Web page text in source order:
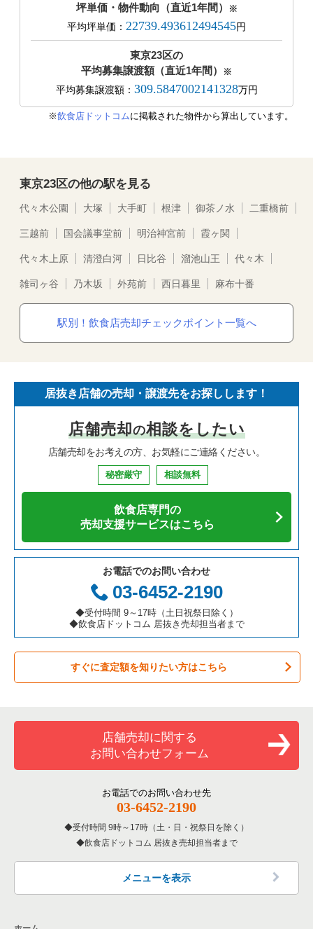
坪単価・物件動向（直近1年間）
※
平均坪単価： 22739.493612494545円
東京23区の
平均募集譲渡額（直近1年間）
※
平均募集譲渡額： 309.5847002141328万円
※飲食店ドットコムに掲載された物件から算出しています。
東京23区の他の駅を見る
代々木公園 大塚 大手町 根津 御茶ノ水 二重橋前
三越前 国会議事堂前 明治神宮前 霞ヶ関
代々木上原 清澄白河 日比谷 溜池山王 代々木
雑司ヶ谷 乃木坂 外苑前 西日暮里 麻布十番
駅別！飲食店売却チェックポイント一覧へ
居抜き店舗の売却・譲渡先をお探しします！
店舗売却の相談をしたい
店舗売却をお考えの方、お気軽にご連絡ください。
秘密厳守 相談無料
飲食店専門の
売却支援サービスはこちら
お電話でのお問い合わせ
03-6452-2190
◆受付時間 9～17時（土日祝祭日除く）
◆飲食店ドットコム 居抜き売却担当者まで
すぐに査定額を知りたい方はこちら
店舗売却に関する
お問い合わせフォーム
お電話でのお問い合わせ先
03-6452-2190
受付時間 9時～17時（土・日・祝祭日を除く）
飲食店ドットコム 居抜き売却担当者まで
メニューを表示